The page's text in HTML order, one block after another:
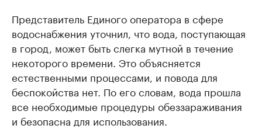
Представитель Единого оператора в сфере
водоснабжения уточнил, что вода, поступающая
в город, может быть слегка мутной в течение
некоторого времени. Это объясняется
естественными процессами, и повода для
беспокойства нет. По его словам, вода прошла
все необходимые процедуры обеззараживания
и безопасна для использования.